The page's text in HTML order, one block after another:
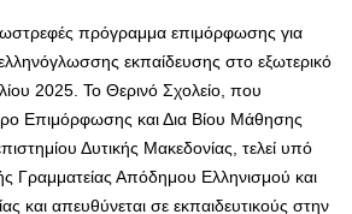
πρόγραμμα επιμόρφωσης για
εκπαίδευσης στο εξωτερικό
2025. Το Θερινό Σχολείο, που
Επιμόρφωσης και Δια Βίου Μάθησης
Δυτικής Μακεδονίας, τελεί υπό
Γραμματείας Απόδημου Ελληνισμού και
και απευθύνεται σε εκπαιδευτικούς στην